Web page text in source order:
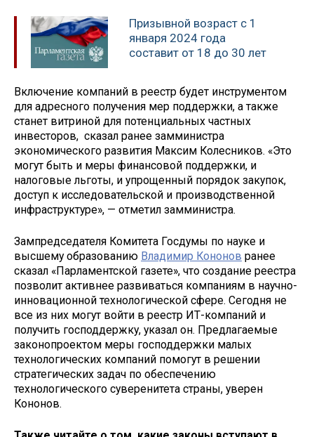
Призывной возраст с 1
января 2024 года
составит от 18 до 30 лет
Включение компаний в реестр будет инструментом
для адресного получения мер поддержки, а также
станет витриной для потенциальных частных
инвесторов, сказал ранее замминистра
экономического развития Максим Колесников. «Это
могут быть и меры финансовой поддержки, и
налоговые льготы, и упрощенный порядок закупок,
доступ к исследовательской и производственной
инфраструктуре», — отметил замминистра.
Зампредседателя Комитета Госдумы по науке и
высшему образованию Владимир Кононов ранее
сказал «Парламентской газете», что создание реестра
позволит активнее развиваться компаниям в научно-
инновационной технологической сфере. Сегодня не
все из них могут войти в реестр ИТ-компаний и
получить господдержку, указал он. Предлагаемые
законопроектом меры господдержки малых
технологических компаний помогут в решении
стратегических задач по обеспечению
технологического суверенитета страны, уверен
Кононов.